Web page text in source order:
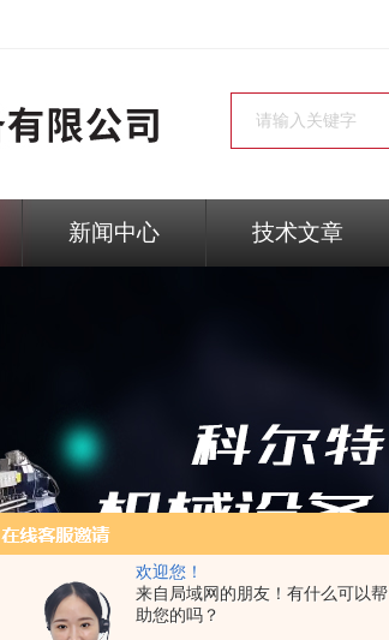
欢迎您！
来自局域网的朋友！有什么可以帮
助您的吗？
新闻中心 技术文章